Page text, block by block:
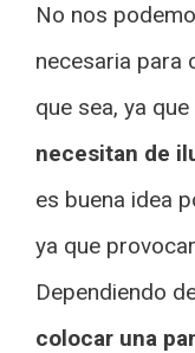
No nos
necesaria para
que sea, ya que
necesitan de
es buena idea
ya que
Dependiendo
colocar una